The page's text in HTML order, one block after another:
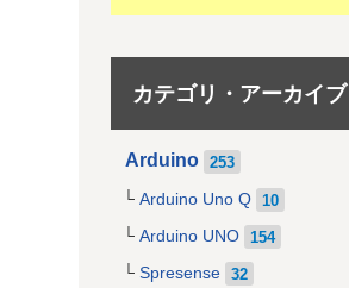
カテゴリ・アーカイブ
Arduino 253
Arduino Uno Q 10
Arduino UNO 154
Spresense 32